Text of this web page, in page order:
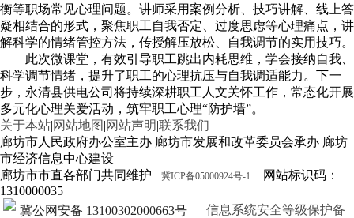
衡等职场常见心理问题。讲师采用案例分析、技巧讲解、线上答
疑相结合的形式，聚焦职工自我否定、过度思虑等心理痛点，讲
解科学的情绪管控方法，传授解压放松、自我调节的实用技巧。
此次微课堂，有效引导职工跳出内耗思维，学会接纳自我、
科学调节情绪，提升了职工的心理抗压与自我调适能力。下一
步，永清县供电公司将持续深耕职工人文关怀工作，常态化开展
多元化心理关爱活动，筑牢职工心理“防护墙”。
关于本站|网站地图 |网站声明|联系我们
廊坊市人民政府办公室主办 廊坊市发展和改革委员会承办 廊坊
市经济信息中心建设
廊坊市市直各部门共同维护
冀ICP备05000924号-1
网站标识码：
1310000035
冀公网安备 13100302000663号
信息系统安全等级保护备